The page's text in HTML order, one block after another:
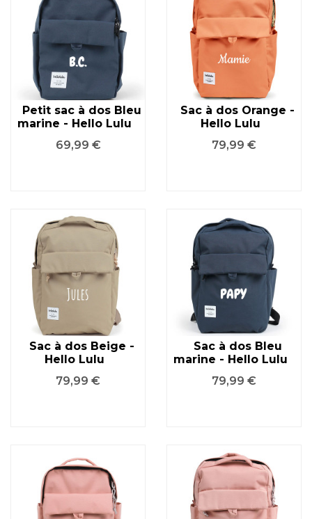
Petit sac à dos Bleu
marine - Hello Lulu
Prix
69,99 €
Sac à dos Orange -
Hello Lulu
Prix
79,99 €
Sac à dos Beige -
Hello Lulu
Prix
79,99 €
Sac à dos Bleu
marine - Hello Lulu
Prix
79,99 €